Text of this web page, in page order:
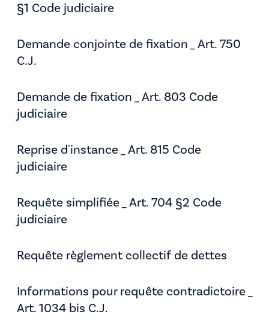
§1 Code judiciaire
Demande conjointe de fixation _ Art. 750
C.J.
Demande de fixation _ Art. 803 Code
judiciaire
Reprise d'instance _ Art. 815 Code
judiciaire
Requête simplifiée _ Art. 704 §2 Code
judiciaire
Requête règlement collectif de dettes
Informations pour requête contradictoire _
Art. 1034 bis C.J.